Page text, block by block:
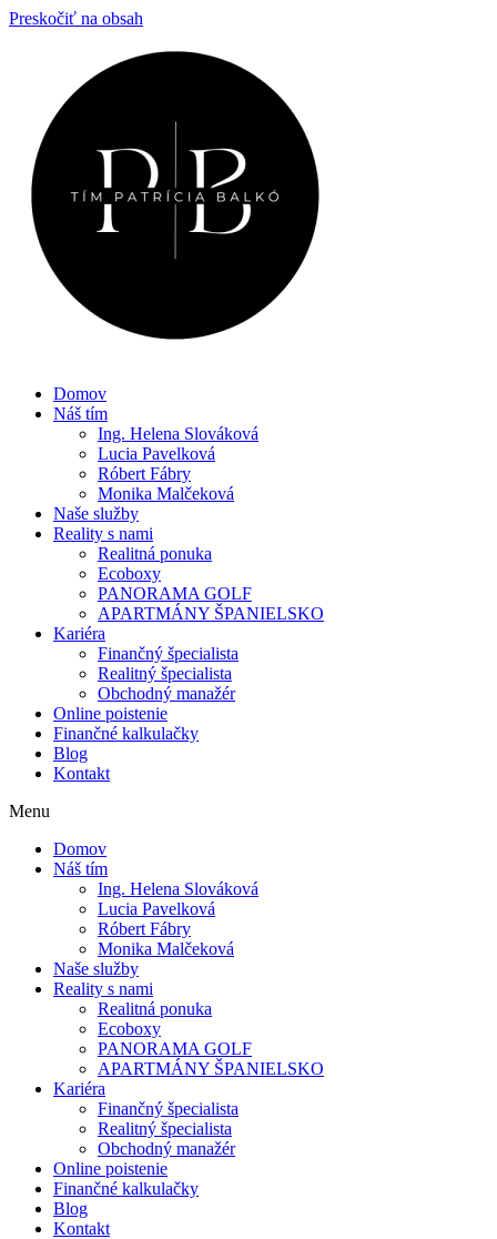
Preskočiť na obsah
Domov
Náš tím
Ing. Helena Slováková
Lucia Pavelková
Róbert Fábry
Monika Malčeková
Naše služby
Reality s nami
Realitná ponuka
Ecoboxy
PANORAMA GOLF
APARTMÁNY ŠPANIELSKO
Kariéra
Finančný špecialista
Realitný špecialista
Obchodný manažér
Online poistenie
Finančné kalkulačky
Blog
Kontakt
Menu
Domov
Náš tím
Ing. Helena Slováková
Lucia Pavelková
Róbert Fábry
Monika Malčeková
Naše služby
Reality s nami
Realitná ponuka
Ecoboxy
PANORAMA GOLF
APARTMÁNY ŠPANIELSKO
Kariéra
Finančný špecialista
Realitný špecialista
Obchodný manažér
Online poistenie
Finančné kalkulačky
Blog
Kontakt